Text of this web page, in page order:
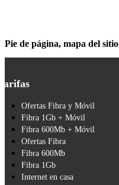
Pie de página, mapa del
Ofertas Fibra y Móvil
Fibra 1Gb + Móvil
Fibra 600Mb + Móvil
Ofertas Fibra
Fibra 600Mb
Fibra 1Gb
Internet en casa